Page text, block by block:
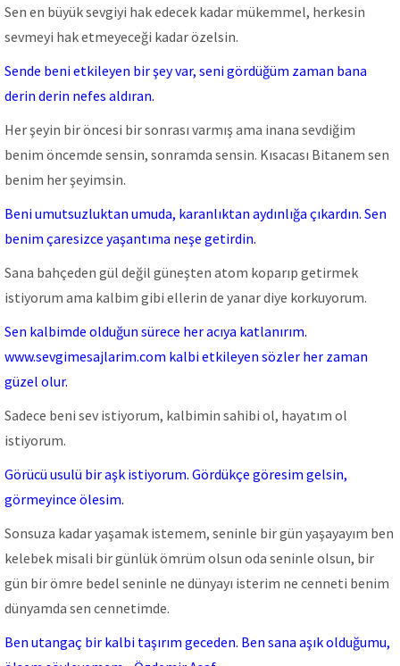
Sen en büyük sevgiyi hak edecek kadar mükemmel, herkesin
sevmeyi hak etmeyeceği kadar özelsin.
Sende beni etkileyen bir şey var, seni gördüğüm zaman bana
derin derin nefes aldıran.
Her şeyin bir öncesi bir sonrası varmış ama inana sevdiğim
benim öncemde sensin, sonramda sensin. Kısacası Bitanem sen
benim her şeyimsin.
Beni umutsuzluktan umuda, karanlıktan aydınlığa çıkardın. Sen
benim çaresizce yaşantıma neşe getirdin.
Sana bahçeden gül değil güneşten atom koparıp getirmek
istiyorum ama kalbim gibi ellerin de yanar diye korkuyorum.
Sen kalbimde olduğun sürece her acıya katlanırım.
www.sevgimesajlarim.com kalbi etkileyen sözler her zaman
güzel olur.
Sadece beni sev istiyorum, kalbimin sahibi ol, hayatım ol
istiyorum.
Görücü usulü bir aşk istiyorum. Gördükçe göresim gelsin,
görmeyince ölesim.
Sonsuza kadar yaşamak istemem, seninle bir gün yaşayayım ben
kelebek misali bir günlük ömrüm olsun oda seninle olsun, bir
gün bir ömre bedel seninle ne dünyayı isterim ne cenneti benim
dünyamda sen cennetimde.
Ben utangaç bir kalbi taşırım geceden. Ben sana aşık olduğumu,